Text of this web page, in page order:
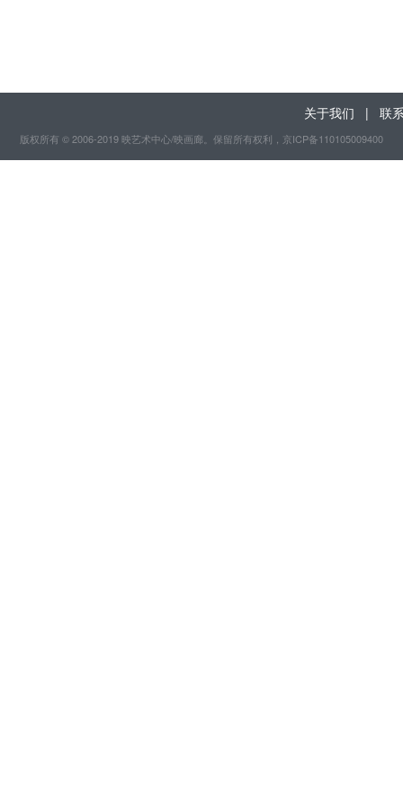
关于我们 | 联
版权所有 © 2006-2019 映艺术中心/映画廊。保留所有权利 ，京ICP备110105009400